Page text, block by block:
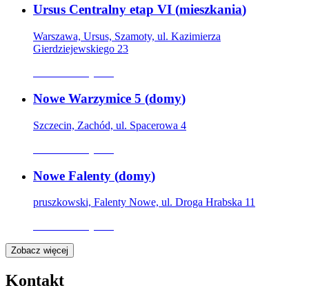
Ursus Centralny etap VI (mieszkania)
Warszawa, Ursus, Szamoty, ul. Kazimierza
Gierdziejewskiego 23
Nowe Warzymice 5 (domy)
Szczecin, Zachód, ul. Spacerowa 4
Nowe Falenty (domy)
pruszkowski, Falenty Nowe, ul. Droga Hrabska 11
Zobacz więcej
Kontakt